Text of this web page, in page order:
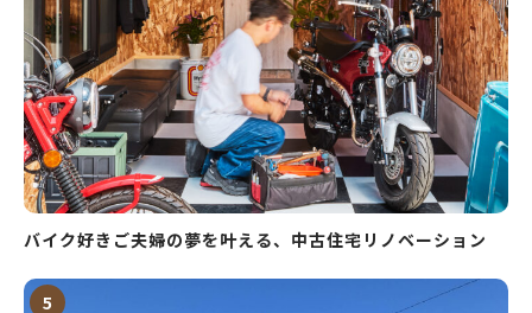
バイク好きご夫婦の夢を叶える、中古住宅リノベーション